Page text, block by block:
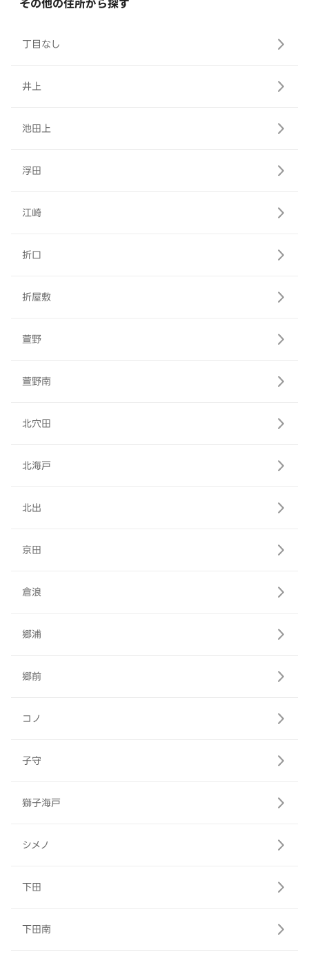
その他の住所から探す
丁目なし
井上
池田上
浮田
江崎
折口
折屋敷
萱野
萱野南
北穴田
北海戸
北出
京田
倉浪
郷浦
郷前
コノ
子守
獅子海戸
シメノ
下田
下田南